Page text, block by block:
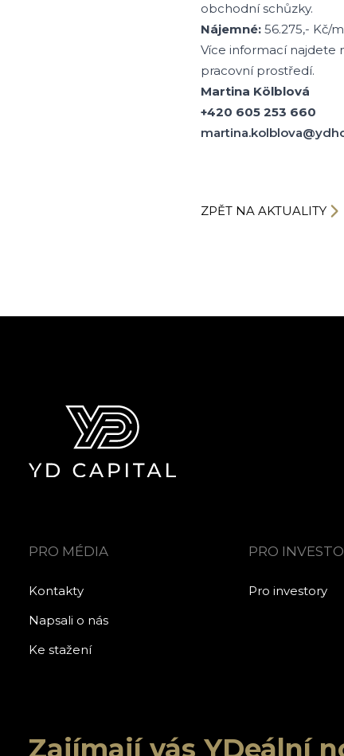
obchodní schůzky.
Nájemné:56.275,- Kč/
Více informací najdete
pracovní prostředí.
Martina Kölblová
+420 605 253 660
ZPĚT NA AKTUALITY
PRO MÉDIA
Kontakty
Napsali o nás
Ke stažení
PRO
Pro investory
Zajímají vás YDeální